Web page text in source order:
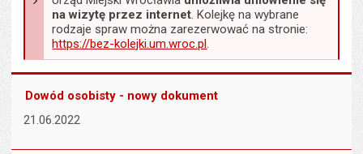
na wizytę przez internet. Kolejkę na wybrane
rodzaje spraw można zarezerwować na stronie:
https://bez-kolejki.um.wroc.pl.
Dowód osobisty - nowy dokument
21.06.2022